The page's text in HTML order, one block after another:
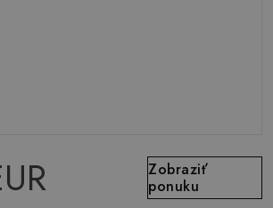
Zobraziť
ponuku